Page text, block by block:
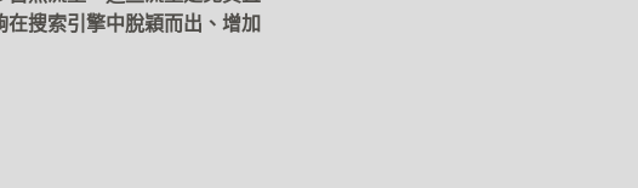
搜索引擎中脫穎而出、增加